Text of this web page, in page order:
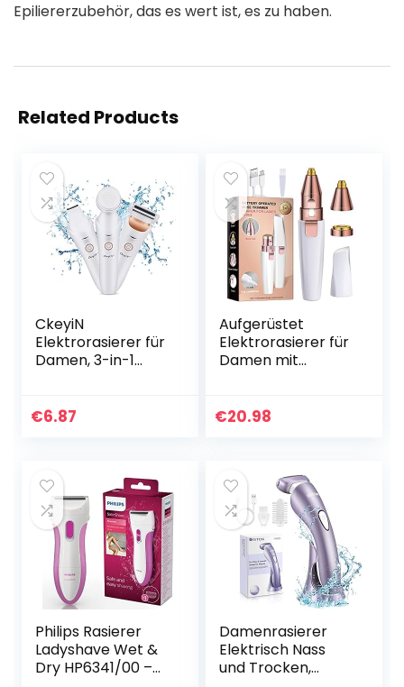
Epiliererzubehör, das es wert ist, es zu haben.
Related Products
CkeyiN
Elektrorasierer für
Damen, 3-in-1
Bürste für das
€6.87
Aufgerüstet
Elektrorasierer für
Damen mit
Entfernungsköpfe
Gesichtshaarentfe
rner für Gesicht
Körper
€20.98
Philips Rasierer
Ladyshave Wet &
Dry HP6341/00 –
Damenrasierer
Elektrisch Nass
und Trocken,